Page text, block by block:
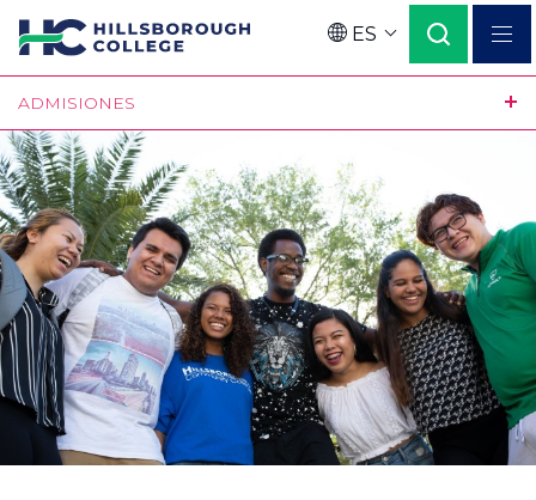
Pasar
contenido
principal
Language
ES
ADMISIONES